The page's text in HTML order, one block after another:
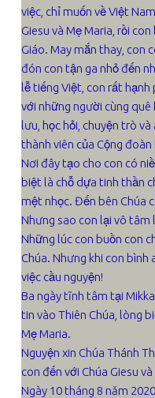
việc, chỉ muốn về Việt
Giesu và Mẹ Maria, rồi
Giáo. May mắn thay, con
đón con tận ga nhỏ đến
lễ tiếng Việt, con rất hạnh
với những người cùng
lưu, học hỏi, chuyện trò
thành viên của Cộng
Nơi đây tạo cho con có
biệt là chỗ dựa tinh thần
mệt nhọc. Đến bên Chúa
Nhưng sao con lại vô tâm
Những lúc con buồn con
Chúa. Nhưng khi con
việc cầu nguyện!
Ba ngày tĩnh tâm tại
tin vào Thiên Chúa, lòng
Mẹ Maria.
Nguyện xin Chúa Thánh
con đến với Chúa Giesu
Ngày 10 tháng 8 năm 2020